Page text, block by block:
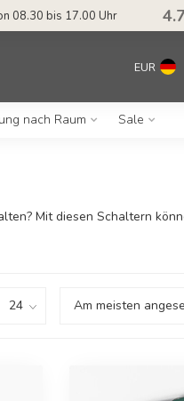
08.30 bis 17.00 Uhr
EUR
nach Raum Sale
Mit diesen Schaltern